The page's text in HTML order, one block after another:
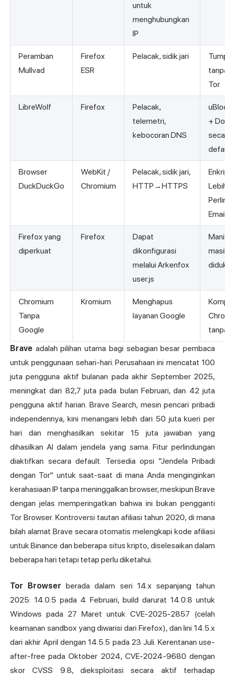
untuk
menghubungkan
IP
Peramban
Mullvad
Firefox
ESR
Pelacak, sidik jari
Tor
LibreWolf Firefox
Pelacak,
telemetri,
kebocoran DNS
+
Browser
DuckDuckGo
WebKit /
Chromium
Pelacak, sidik jari,
HTTP→HTTPS
Firefox yang
diperkuat
Firefox
Dapat
dikonfigurasi
melalui Arkenfox
user.js
Chromium
Tanpa
Google
Kromium
Menghapus
layanan Google
Brave adalah pilihan utama bagi sebagian besar pembaca
untuk penggunaan sehari-hari. Perusahaan ini mencatat 100
juta pengguna aktif bulanan pada akhir September 2025,
meningkat dari 82,7 juta pada bulan Februari, dan 42 juta
pengguna aktif harian. Brave Search, mesin pencari pribadi
independennya, kini menangani lebih dari 50 juta kueri per
hari dan menghasilkan sekitar 15 juta jawaban yang
dihasilkan AI dalam jendela yang sama. Fitur perlindungan
diaktifkan secara default. Tersedia opsi "Jendela Pribadi
dengan Tor" untuk saat-saat di mana Anda menginginkan
kerahasiaan IP tanpa meninggalkan browser, meskipun Brave
dengan jelas memperingatkan bahwa ini bukan pengganti
Tor Browser. Kontroversi tautan afiliasi tahun 2020, di mana
bilah alamat Brave secara otomatis melengkapi kode afiliasi
untuk Binance dan beberapa situs kripto, diselesaikan dalam
beberapa hari tetapi tetap perlu diketahui.
Tor Browser berada dalam seri 14.x sepanjang tahun
2025: 14.0.5 pada 4 Februari, build darurat 14.0.8 untuk
Windows pada 27 Maret untuk CVE-2025-2857 (celah
keamanan sandbox yang diwarisi dari Firefox), dan lini 14.5.x
dari akhir April dengan 14.5.5 pada 23 Juli. Kerentanan use-
after-free pada Oktober 2024, CVE-2024-9680 dengan
skor CVSS 9.8, dieksploitasi secara aktif terhadap